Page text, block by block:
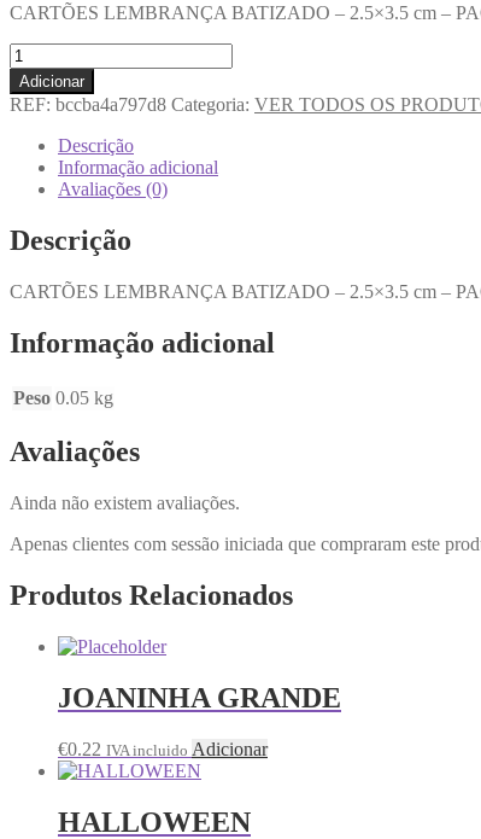
CARTÕES LEMBRANÇA BATIZADO – 2.5×3.5 cm – PAC
Adicionar
REF: bccba4a797d8 Categoria: VER TODOS OS
Descrição
Informação adicional
Avaliações (0)
Descrição
CARTÕES LEMBRANÇA BATIZADO – 2.5×3.5 cm – PAC
Informação adicional
Peso 0.05 kg
Avaliações
Ainda não existem avaliações.
Apenas clientes com sessão iniciada que compraram este
Produtos Relacionados
JOANINHA GRANDE
€0.22 IVA incluido Adicionar
HALLOWEEN